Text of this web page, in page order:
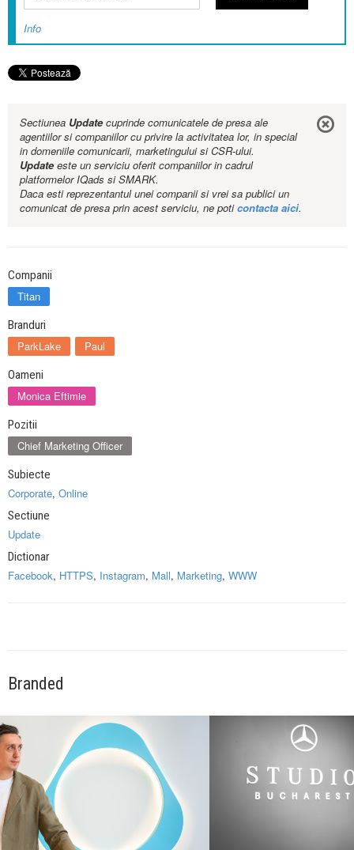
Info
Sectiunea Updatecuprinde comunicatele de presa ale
agentiilor si companiilor cu privire la activitatea lor, in special
in domeniile comunicarii, marketingului si CSR-ului.
Updateeste un serviciu oferit companiilor in cadrul
platformelor IQads si SMARK.
Daca esti reprezentantul unei companii si vrei sa publici un
comunicat de presa prin acest serviciu, ne poticontacta aici.
Companii
Titan
Branduri
ParkLake Paul
Oameni
Monica Eftimie
Pozitii
Chief Marketing Officer
Subiecte
Corporate, Online
Sectiune
Update
Dictionar
Facebook, HTTPS, Instagram, Mall, Marketing, WWW
Branded